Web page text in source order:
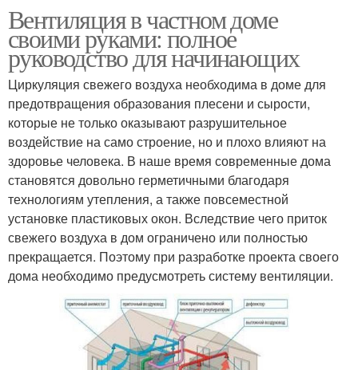
Вентиляция в частном доме
своими руками: полное
руководство для начинающих
Циркуляция свежего воздуха необходима в доме для
предотвращения образования плесени и сырости,
которые не только оказывают разрушительное
воздействие на само строение, но и плохо влияют на
здоровье человека. В наше время современные дома
становятся довольно герметичными благодаря
технологиям утепления, а также повсеместной
установке пластиковых окон. Вследствие чего приток
свежего воздуха в дом ограничено или полностью
прекращается. Поэтому при разработке проекта своего
дома необходимо предусмотреть систему вентиляции.